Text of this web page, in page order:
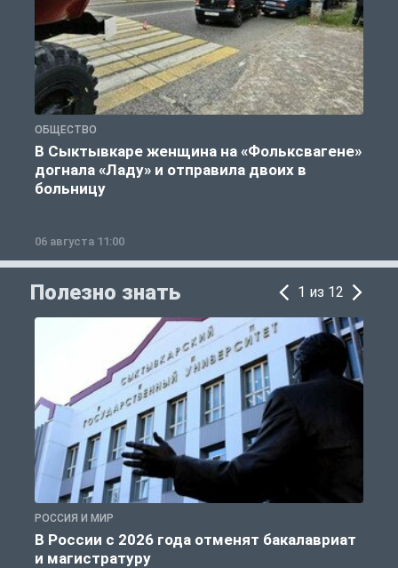
ОБЩЕСТВО
В Сыктывкаре женщина на «Фольксвагене»
догнала «Ладу» и отправила двоих в
больницу
06 августа 11:00
Полезно знать 1 из 12
РОССИЯ И МИР
В России с 2026 года отменят бакалавриат
и магистратуру